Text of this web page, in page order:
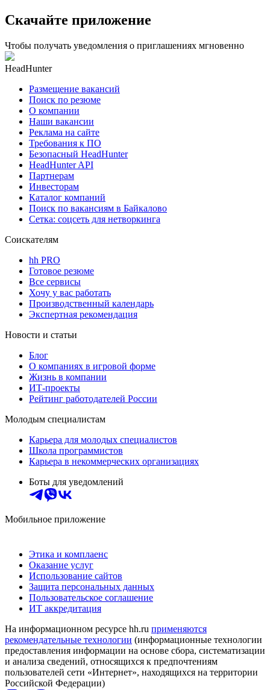
Скачайте приложение
Чтобы получать уведомления о приглашениях мгновенно
HeadHunter
Размещение вакансий
Поиск по резюме
О компании
Наши вакансии
Реклама на сайте
Требования к ПО
Безопасный HeadHunter
HeadHunter API
Партнерам
Инвесторам
Каталог компаний
Поиск по вакансиям в Байкалово
Сетка: соцсеть для нетворкинга
Соискателям
hh PRO
Готовое резюме
Все сервисы
Хочу у вас работать
Производственный календарь
Экспертная рекомендация
Новости и статьи
Блог
О компаниях в игровой форме
Жизнь в компании
ИТ-проекты
Рейтинг работодателей России
Молодым специалистам
Карьера для молодых специалистов
Школа программистов
Карьера в некоммерческих организациях
Боты для уведомлений
Мобильное приложение
Этика и комплаенс
Оказание услуг
Использование сайтов
Защита персональных данных
Пользовательское соглашение
ИТ аккредитация
На информационном ресурсе hh.ru применяются
рекомендательные технологии (информационные технологии
предоставления информации на основе сбора, систематизации
и анализа сведений, относящихся к предпочтениям
пользователей сети «Интернет», находящихся на территории
Российской Федерации)